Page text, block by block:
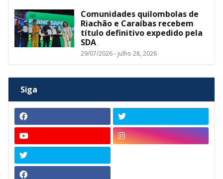
Comunidades quilombolas de
Riachão e Caraíbas recebem
título definitivo expedido pela
SDA
29/07/2026 - julho 28, 2026
Siga